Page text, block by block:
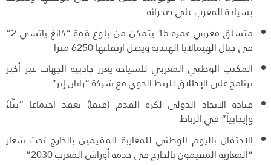
بسيادة المغرب على صحرائه
متسلق مغربي عمره 15 يتمكن من بلوغ قمة “كانغ ياتسي 2”
في جبال الهيمالايا الهندية ويصل ارتفاعها 6250 مترا
المكتب الوطني المغربي للسياحة يعزز جاذبية الجهات عبر أكبر
برنامج على الإطلاق للربط الجوي مع شركة “رايان إير”
قيادة الاتحاد الدولي لكرة القدم (فيفا) تعقد اجتماعا “بنّاءً
وإيجابياً” في الرباط
الاحتفال باليوم الوطني للمغاربة المقيمين بالخارج تحت شعار
“المغاربة المقيمون بالخارج في خدمة أوراش المغرب 2030”